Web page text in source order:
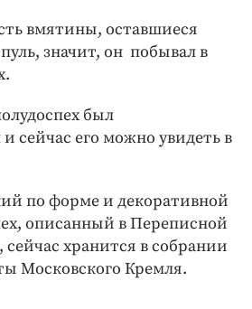
вмятины, оставшиеся
значит, он побывал в
был
сейчас его можно увидеть в
по форме и декоративной
описанный в Переписной
сейчас хранится в собрании
Московского Кремля.